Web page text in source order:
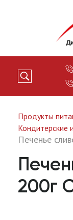
Продукты
Кондитерские
Печенье
200г